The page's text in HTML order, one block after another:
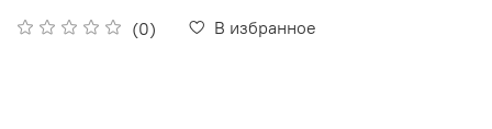
(0) В избранное